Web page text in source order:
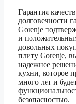
Гарантия
долговечности
Gorenje
и
довольных
плиту Gorenje,
надежное
кухни, которое
много лет и
безопасностью.